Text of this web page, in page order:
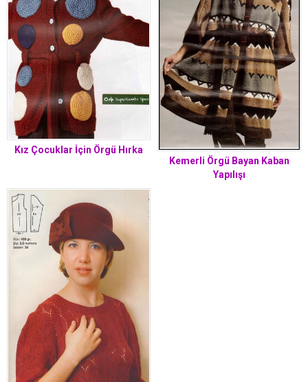
Kız Çocuklar İçin Örgü Hırka
Kemerli Örgü Bayan Kaban
Yapılışı